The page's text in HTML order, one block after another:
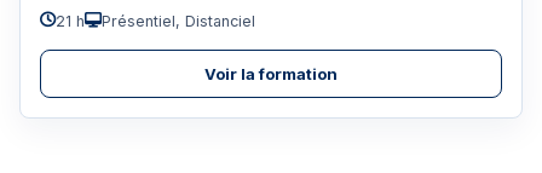
21 h Présentiel, Distanciel
Voir la formation